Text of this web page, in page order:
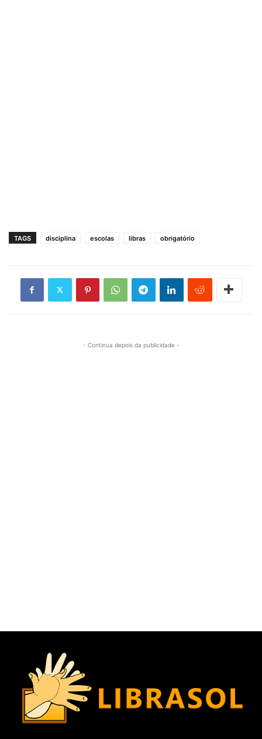
TAGS disciplina escolas libras obrigatório
- Continua depois da publicidade -